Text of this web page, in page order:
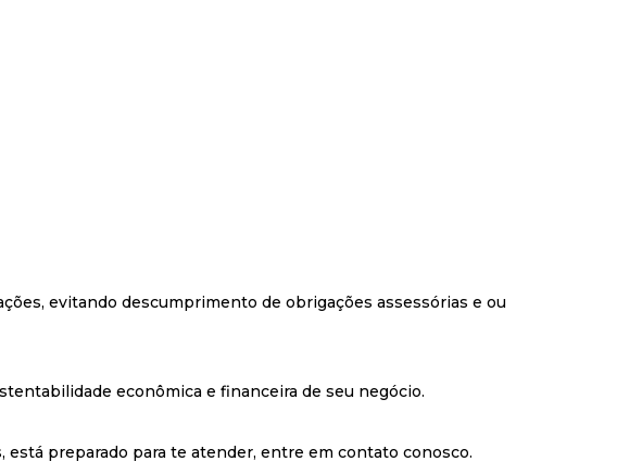
evitando descumprimento de obrigações assessórias e ou
econômica e financeira de seu negócio.
preparado para te atender, entre em contato conosco.